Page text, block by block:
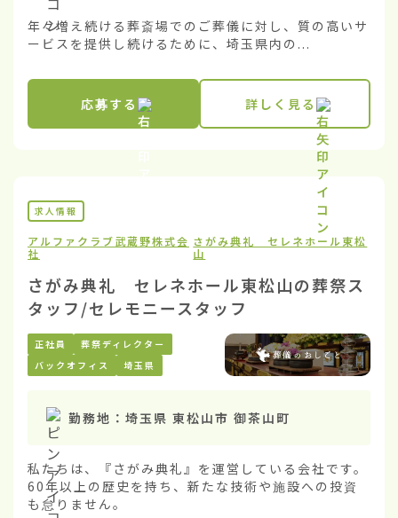
年々増え続ける葬斎場でのご葬儀に対し、質の高いサ
ービスを提供し続けるために、埼玉県内の...
応募する 詳しく見る
求人情報
アルファクラブ武蔵野株式会
社
さがみ典礼 セレネホール東松
山
さがみ典礼 セレネホール東松山の葬祭ス
タッフ/セレモニースタッフ
正社員
葬祭ディレクター
バックオフィス
埼玉県
勤務地： 埼玉県 東松山市 御茶山町
私たちは、『さがみ典礼』を運営している会社です。
60年以上の歴史を持ち、新たな技術や施設への投資
も怠りません。